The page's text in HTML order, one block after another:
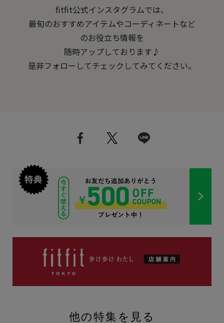
fitfit公式インスタグラムでは、
最旬のおすすめアイテムやコーディネートなど
のお役立ち情報を
随時アップしております♪
是非フォローしてチェックしてみてください。
他の特集を見る